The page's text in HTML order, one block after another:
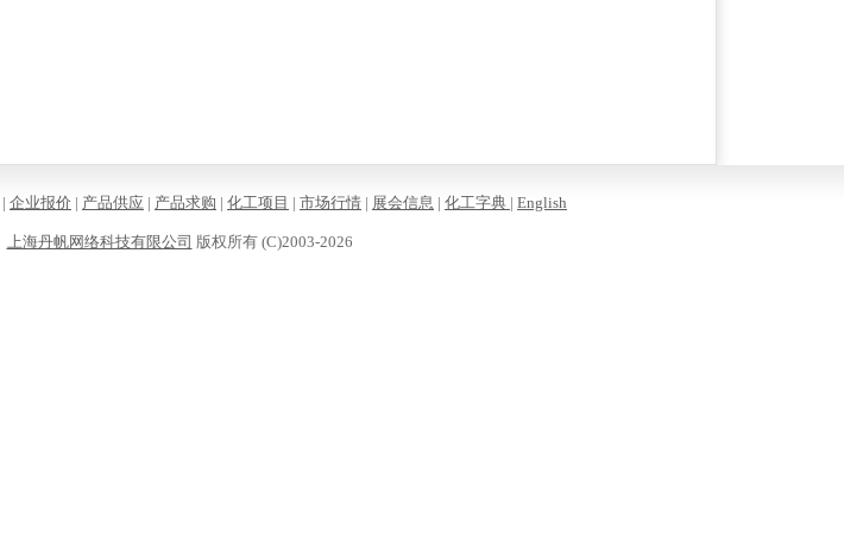
| 企业报价 | 产品供应 | 产品求购 | 化工项目 | 市场行情 | 展会信息 | 化工字典 | English
上海丹帆网络科技有限公司 版权所有 (C)2003-2026